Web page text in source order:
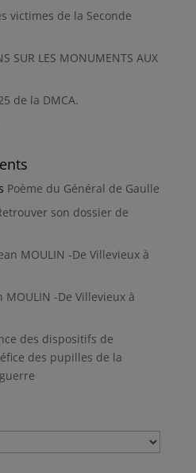
victimes de la Seconde
SUR LES MONUMENTS AUX
de la DMCA.
Poème du Général de Gaulle
son dossier de
MOULIN -De Villevieux à
MOULIN -De Villevieux à
des dispositifs de
des pupilles de la